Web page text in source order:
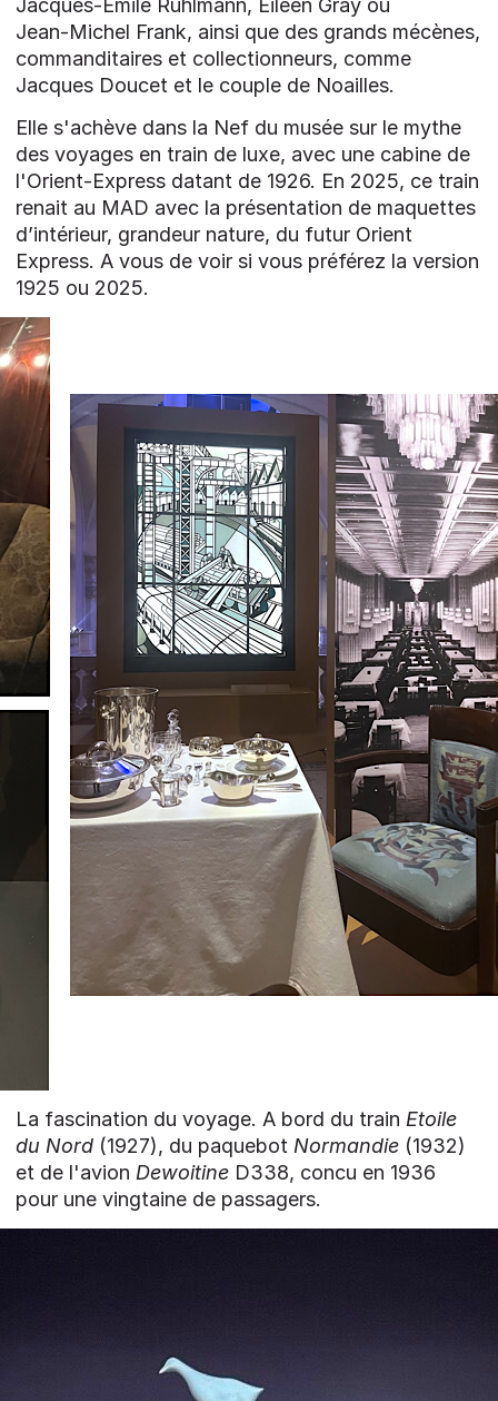
Jacques‑Émile Ruhlmann, Eileen Gray ou
Jean‑Michel Frank, ainsi que des grands mécènes,
commanditaires et collectionneurs, comme
Jacques Doucet et le couple de Noailles.
Elle s'achève dans la Nef du musée sur le mythe
des voyages en train de luxe, avec une cabine de
l'Orient-Express datant de 1926. En 2025, ce train
renait au MAD avec la présentation de maquettes
d’intérieur, grandeur nature, du futur Orient
Express. A vous de voir si vous préférez la version
1925 ou 2025.
La fascination du voyage. A bord du train Etoile
du Nord (1927), du paquebot Normandie (1932)
et de l'avion Dewoitine D338, concu en 1936
pour une vingtaine de passagers.